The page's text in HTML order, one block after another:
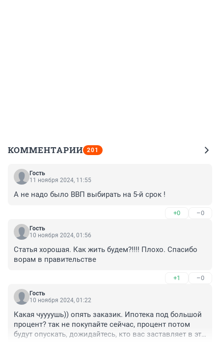
КОММЕНТАРИИ 201
Гость
11 ноября 2024, 11:55
А не надо было ВВП выбирать на 5-й срок !
+0 –0
Гость
10 ноября 2024, 01:56
Статья хорошая. Как жить будем?!!!! Плохо. Спасибо
ворам в правительстве
+1 –0
Гость
10 ноября 2024, 01:22
Какая чуууушь)) опять заказик. Ипотека под большой
процент? так не покупайте сейчас, процент потом
будут опускать, дожидайтесь, кто вас заставляет в это